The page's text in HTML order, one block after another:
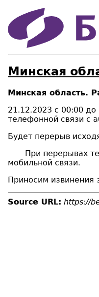
Минская
Минская область.
21.12.2023 с 00:00 до
телефонной связи с
Будет перерыв
При перерывах
мобильной связи.
Приносим извинения
Source URL: https://